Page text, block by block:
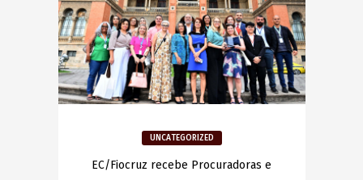
UNCATEGORIZED
EC/Fiocruz recebe Procuradoras e